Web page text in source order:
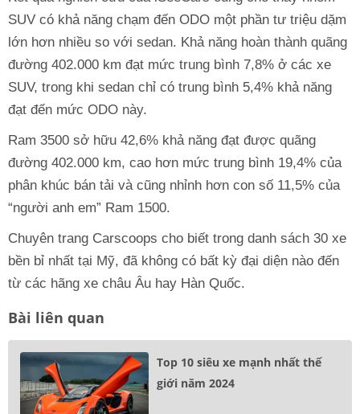
SUV có khả năng chạm đến ODO một phần tư triệu dặm
lớn hơn nhiều so với sedan. Khả năng hoàn thành quãng
đường 402.000 km đạt mức trung bình 7,8% ở các xe
SUV, trong khi sedan chỉ có trung bình 5,4% khả năng
đạt đến mức ODO này.
Ram 3500 sở hữu 42,6% khả năng đạt được quãng
đường 402.000 km, cao hơn mức trung bình 19,4% của
phân khúc bán tải và cũng nhỉnh hơn con số 11,5% của
“người anh em” Ram 1500.
Chuyên trang Carscoops cho biết trong danh sách 30 xe
bền bỉ nhất tại Mỹ, đã không có bất kỳ đại diện nào đến
từ các hãng xe châu Âu hay Hàn Quốc.
Bài liên quan
Top 10 siêu xe mạnh nhất thế
giới năm 2024